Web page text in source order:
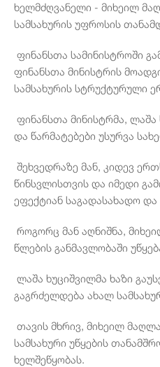
ხელმძღვანელი - მიხეილ
სამსახურის უფროსის
ფინანსთა სამინისტროში
ფინანსთა მინისტრის
სამსახურის სტრუქტურული
ფინანსთა მინისტრმა,
და წარმატებები უსურვა
შეხვედრაზე მან, კიდევ
წინსვლისთვის და იმედი
ეფექტიან საგადასახადო
როგორც მან აღნიშნა,
წლების განმავლობაში
ლაშა ხუციშვილმა ხაზი
გაგრძელდება ახალ
თავის მხრივ, მიხეილ
სამსახური უწყების
ხელშეწყობას.